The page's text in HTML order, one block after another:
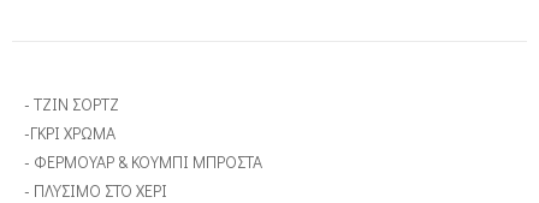
- ΤΖΙΝ ΣΟΡΤΖ
-ΓΚΡΙ ΧΡΩΜΑ
- ΦΕΡΜΟΥΑΡ & ΚΟΥΜΠΙ ΜΠΡΟΣΤΑ
- ΠΛΥΣΙΜΟ ΣΤΟ ΧΕΡΙ